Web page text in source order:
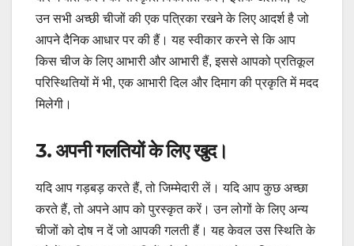
उन सभी अच्छी चीजों की एक पत्रिका रखने के लिए आदर्श है जो
आपने दैनिक आधार पर की हैं। यह स्वीकार करने से कि आप
किस चीज के लिए आभारी और आभारी हैं, इससे आपको प्रतिकूल
परिस्थितियों में भी, एक आभारी दिल और दिमाग की प्रकृति में मदद
मिलेगी।
3. अपनी गलतियों के लिए खुद।
यदि आप गड़बड़ करते हैं, तो जिम्मेदारी लें। यदि आप कुछ अच्छा
करते हैं, तो अपने आप को पुरस्कृत करें। उन लोगों के लिए अन्य
चीजों को दोष न दें जो आपकी गलती हैं। यह केवल उस स्थिति के